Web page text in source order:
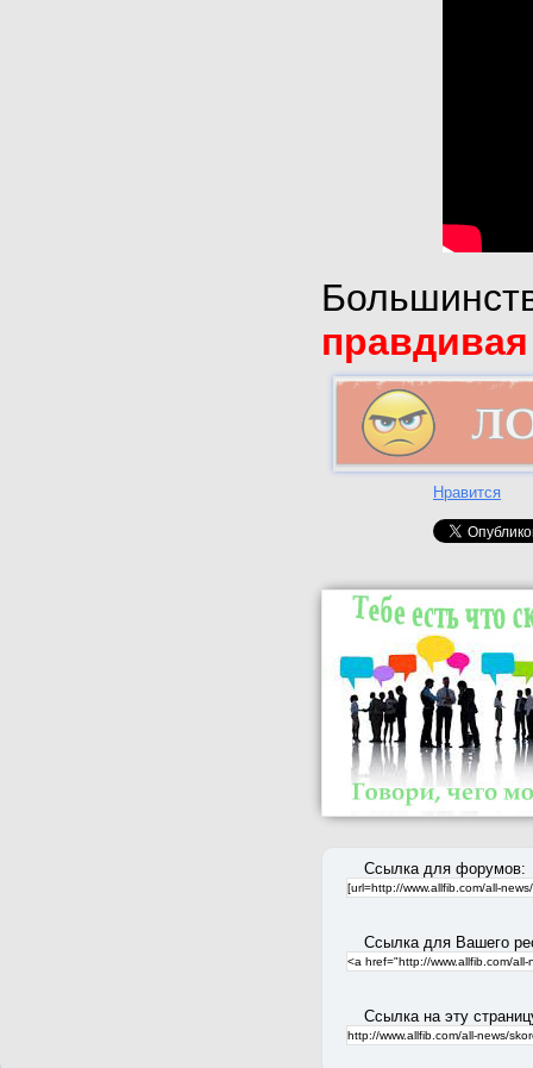
правдивая
Нравится
Ссылка для форумов:
Ссылка для Вашего
Ссылка на эту